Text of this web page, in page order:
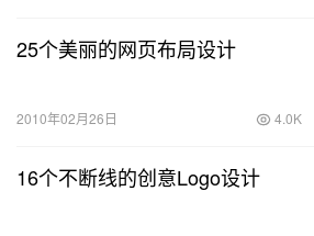
25个美丽的网页布局设计
2010年02月26日 4.0K
16个不断线的创意Logo设计